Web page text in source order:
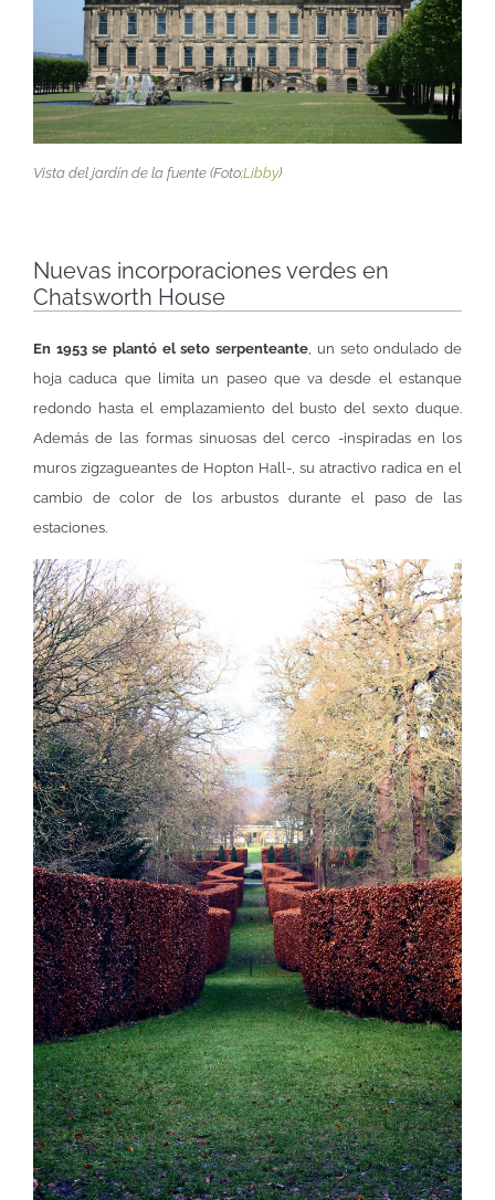
Vista del jardín de la fuente (Foto:Libby)
Nuevas incorporaciones verdes en
Chatsworth House
En 1953 se plantó el seto serpenteante, un seto ondulado de
hoja caduca que limita un paseo que va desde el estanque
redondo hasta el emplazamiento del busto del sexto duque.
Además de las formas sinuosas del cerco -inspiradas en los
muros zigzagueantes de Hopton Hall-, su atractivo radica en el
cambio de color de los arbustos durante el paso de las
estaciones.